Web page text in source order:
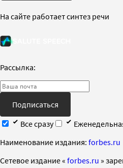
На сайте работает синтез речи
Рассылка:
Подписаться
Все сразу
Наименование издания: forbes.ru
Cетевое издание « forbes.ru »